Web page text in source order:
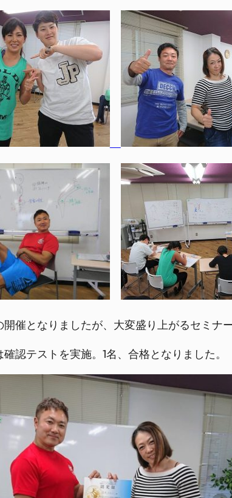
催となりましたが、大変盛り上がるセミナ
認テストを実施。1名、合格となりました。